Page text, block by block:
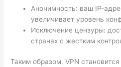
Анонимность: ваш IP-
увеличивает уровень
Исключение цензуры:
странах с жестким
Таким образом, VPN